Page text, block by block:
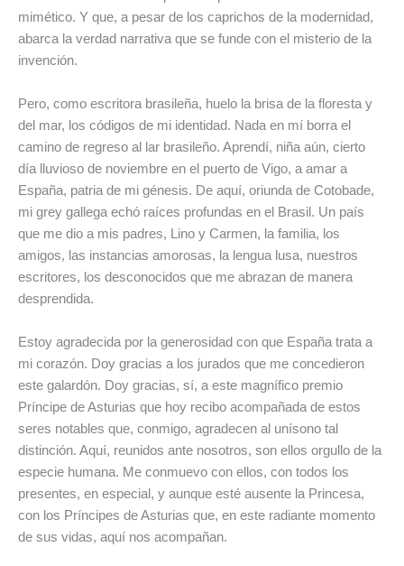
mimético. Y que, a pesar de los caprichos de la modernidad,
abarca la verdad narrativa que se funde con el misterio de la
invención.
Pero, como escritora brasileña, huelo la brisa de la floresta y
del mar, los códigos de mi identidad. Nada en mí borra el
camino de regreso al lar brasileño. Aprendí, niña aún, cierto
día lluvioso de noviembre en el puerto de Vigo, a amar a
España, patria de mi génesis. De aquí, oriunda de Cotobade,
mi grey gallega echó raíces profundas en el Brasil. Un país
que me dio a mis padres, Lino y Carmen, la familia, los
amigos, las instancias amorosas, la lengua lusa, nuestros
escritores, los desconocidos que me abrazan de manera
desprendida.
Estoy agradecida por la generosidad con que España trata a
mi corazón. Doy gracias a los jurados que me concedieron
este galardón. Doy gracias, sí, a este magnífico premio
Príncipe de Asturias que hoy recibo acompañada de estos
seres notables que, conmigo, agradecen al unísono tal
distinción. Aquí, reunidos ante nosotros, son ellos orgullo de la
especie humana. Me conmuevo con ellos, con todos los
presentes, en especial, y aunque esté ausente la Princesa,
con los Príncipes de Asturias que, en este radiante momento
de sus vidas, aquí nos acompañan.